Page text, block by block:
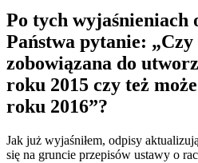
Po tych wyjaśnieniach
Państwa pytanie: „Czy
zobowiązana do
roku 2015 czy też
roku 2016”?
Jak już wyjaśniłem, odpisy
się na gruncie przepisów ustawy o